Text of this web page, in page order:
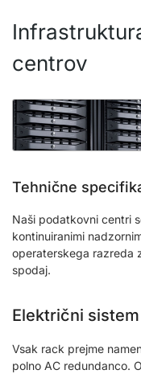
centrov
Tehnične
Naši podatkovni centri
kontinuiranimi
operaterskega razreda
spodaj.
Električni sistem
Vsak rack prejme
polno AC redundanco.